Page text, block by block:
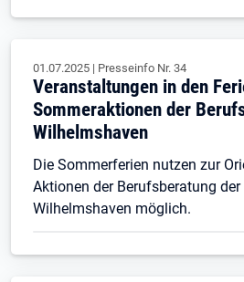
01.07.2025 | Presseinfo Nr. 34
Veranstaltungen in den
Sommeraktionen der
Wilhelmshaven
Die Sommerferien nutzen zur
Aktionen der Berufsberatung
Wilhelmshaven möglich.